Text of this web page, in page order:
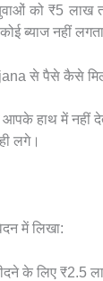
को ₹5 लाख
ब्याज नहीं
से पैसे कैसे
आपके हाथ में नहीं
लगे।
में लिखा:
के लिए ₹2.5